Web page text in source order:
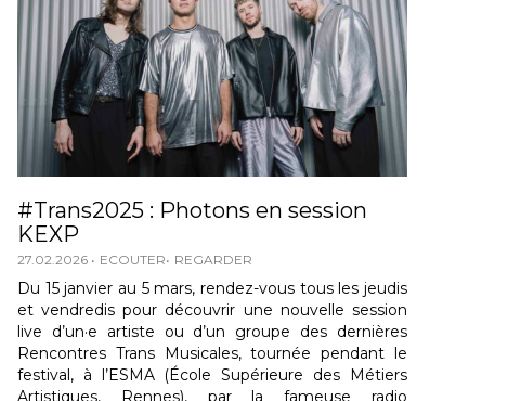
#Trans2025 : Photons en session
KEXP
27.02.2026 ECOUTER REGARDER
Du 15 janvier au 5 mars, rendez-vous tous les jeudis
et vendredis pour découvrir une nouvelle session
live d’un·e artiste ou d’un groupe des dernières
Rencontres Trans Musicales, tournée pendant le
festival, à l’ESMA (École Supérieure des Métiers
Artistiques, Rennes), par la fameuse radio